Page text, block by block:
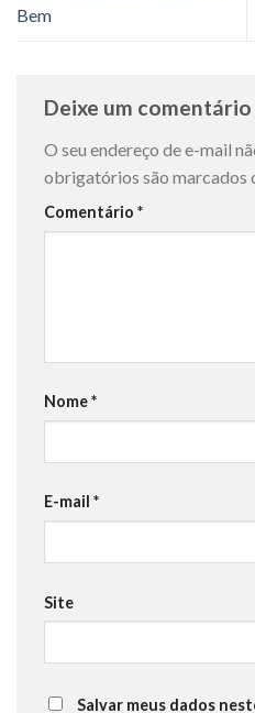
Bem
Deixe um comentário
O seu endereço de e-mail
obrigatórios são marcados
Comentário *
Nome*
E-mail *
Site
Salvar meus dados